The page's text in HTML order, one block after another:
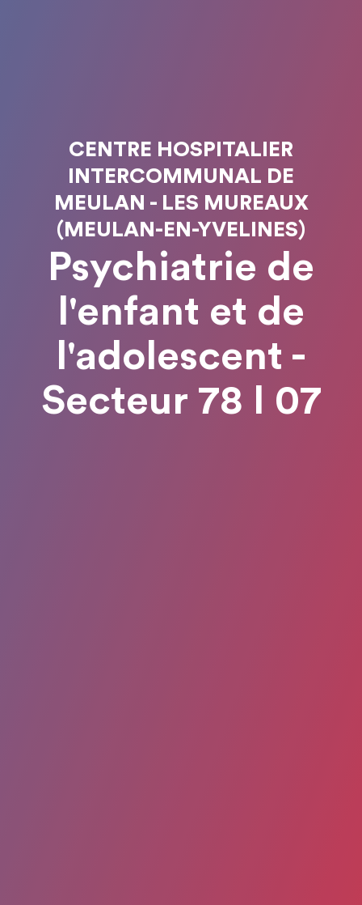
CENTRE HOSPITALIER
INTERCOMMUNAL DE
MEULAN - LES MUREAUX
(MEULAN-EN-YVELINES)
Psychiatrie de
l'enfant et de
l'adolescent -
Secteur 78 I 07